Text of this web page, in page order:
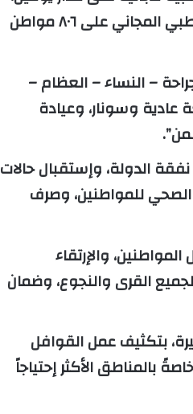
بقرية العيون بمركز إيتاي البارود، تم خلالها توقيع الكشف الطبي المجاني على ٨٠٦ مواطن
– النساء – العظام –
وسونار، وعيادة
الدولة، وإستقبال حالات
للمواطنين، وصرف
والإرتقاء
القرى والنجوع، وضمان
بتكثيف عمل القوافل
بالمناطق الأكثر إحتياجاً